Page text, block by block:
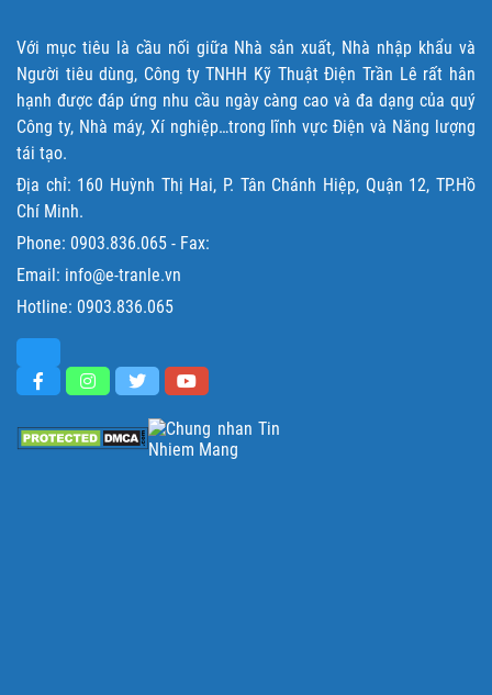
Với mục tiêu là cầu nối giữa Nhà sản xuất, Nhà nhập khẩu và
Người tiêu dùng, Công ty TNHH Kỹ Thuật Điện Trần Lê rất hân
hạnh được đáp ứng nhu cầu ngày càng cao và đa dạng của quý
Công ty, Nhà máy, Xí nghiệp…trong lĩnh vực Điện và Năng lượng
tái tạo.
Địa chỉ: 160 Huỳnh Thị Hai, P. Tân Chánh Hiệp, Quận 12, TP.Hồ
Chí Minh.
Phone: 0903.836.065 - Fax:
Email: info@e-tranle.vn
Hotline: 0903.836.065